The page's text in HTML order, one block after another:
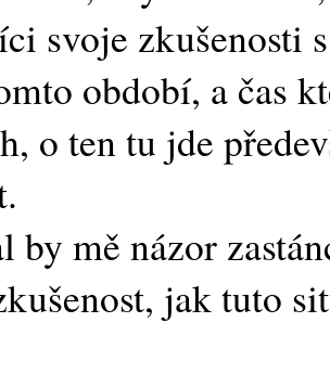
svoje zkušenosti
období, a čas
o ten tu jde
by mě názor
jak tuto